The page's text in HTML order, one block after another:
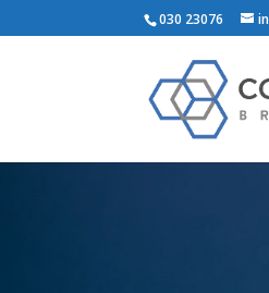
030 23076